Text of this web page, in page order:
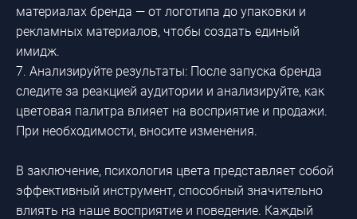
материалах бренда — от логотипа до упаковки и
рекламных материалов, чтобы создать единый
имидж.
7. Анализируйте результаты: После запуска бренда
следите за реакцией аудитории и анализируйте, как
цветовая палитра влияет на восприятие и продажи.
При необходимости, вносите изменения.
В заключение, психология цвета представляет собой
эффективный инструмент, способный значительно
влиять на наше восприятие и поведение. Каждый